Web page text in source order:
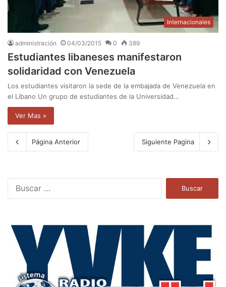
Internacionales
administración 04/03/2015 0 389
Estudiantes libaneses manifestaron
solidaridad con Venezuela
Los estudiantes visitaron la sede de la embajada de Venezuela en
el Líbano Un grupo de estudiantes de la Universidad…
Ver Mas »
Página Anterior Siguiente Pagina
a